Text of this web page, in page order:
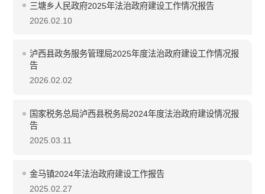
三塘乡人民政府2025年法治政府建设工作情况报告
2026.02.10
泸西县政务服务管理局2025年度法治政府建设工作情况报
告
2026.02.02
国家税务总局泸西县税务局2024年度法治政府建设情况报
告
2025.03.11
金马镇2024年法治政府建设工作报告
2025.02.27